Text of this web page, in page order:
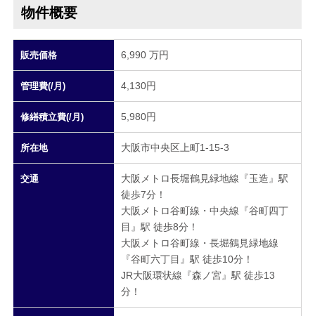
物件概要
販売価格 6,990 万円
管理費(/月) 4,130円
修繕積立費(/月) 5,980円
所在地 大阪市中央区上町1-15-3
交通
大阪メトロ長堀鶴見緑地線『玉造』駅
徒歩7分！
大阪メトロ谷町線・中央線『谷町四丁
目』駅 徒歩8分！
大阪メトロ谷町線・長堀鶴見緑地線
『谷町六丁目』駅 徒歩10分！
JR大阪環状線『森ノ宮』駅 徒歩13
分！